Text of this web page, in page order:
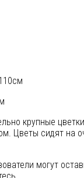
крупные
Цветы сидят на
могут